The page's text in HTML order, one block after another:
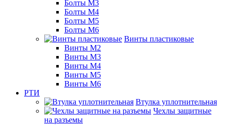
Болты М3
Болты М4
Болты М5
Болты М6
Винты пластиковые
Винты М2
Винты М3
Винты М4
Винты М5
Винты М6
РТИ
Втулка уплотнительная
Чехлы защитные
на разъемы